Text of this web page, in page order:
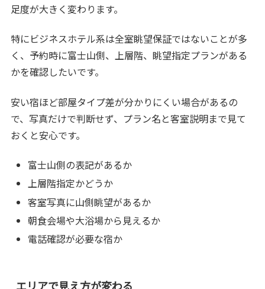
足度が大きく変わります。
特にビジネスホテル系は全室眺望保証ではないことが多
く、予約時に富士山側、上層階、眺望指定プランがある
かを確認したいです。
安い宿ほど部屋タイプ差が分かりにくい場合があるの
で、写真だけで判断せず、プラン名と客室説明まで見て
おくと安心です。
富士山側の表記があるか
上層階指定かどうか
客室写真に山側眺望があるか
朝食会場や大浴場から見えるか
電話確認が必要な宿か
エリアで見え方が変わる